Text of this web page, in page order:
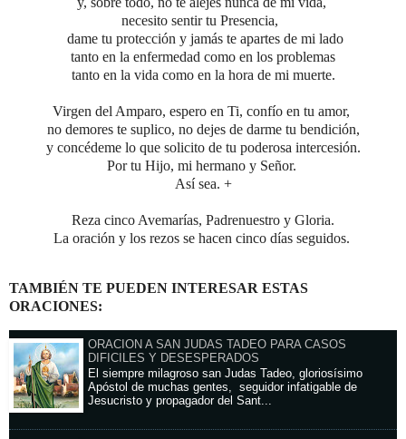
necesito sentir tu Presencia,
dame tu protección y jamás te apartes de mi lado
tanto en la enfermedad como en los problemas
tanto en la vida como en la hora de mi muerte.
Virgen del Amparo, espero en Ti, confío en tu amor,
no demores te suplico, no dejes de darme tu bendición,
y concédeme lo que solicito de tu poderosa intercesión.
Por tu Hijo, mi hermano y Señor.
Así sea. +
Reza cinco Avemarías, Padrenuestro y Gloria.
La oración y los rezos se hacen cinco días seguidos.
TAMBIÉN TE PUEDEN INTERESAR ESTAS
ORACIONES:
ORACION A SAN JUDAS TADEO PARA CASOS
DIFICILES Y DESESPERADOS
El siempre milagroso san Judas Tadeo, gloriosísimo
Apóstol de muchas gentes, seguidor infatigable de
Jesucristo y propagador del Sant...